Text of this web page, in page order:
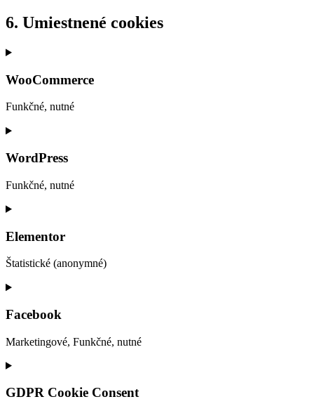
6. Umiestnené cookies
WooCommerce
Funkčné, nutné
Consent
service
WordPress
Funkčné, nutné
Consent
service
Elementor
Štatistické (anonymné)
Consent
service
Facebook
Marketingové, Funkčné, nutné
Consent
service
GDPR Cookie Consent